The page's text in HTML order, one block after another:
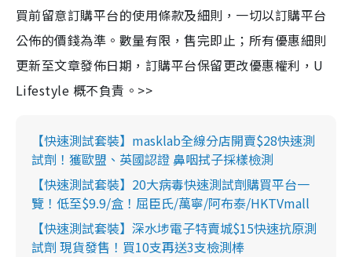
買前留意訂購平台的使用條款及細則，一切以訂購平台
公佈的價錢為準。數量有限，售完即止；所有優惠細則
更新至文章發佈日期，訂購平台保留更改優惠權利，U
Lifestyle 概不負責。>>
【快速測試套裝】masklab全線分店開賣$28快速測
試劑！獲歐盟、英國認證 鼻咽拭子採樣檢測
【快速測試套裝】20大病毒快速測試劑購買平台一
覽！低至$9.9/盒！屈臣氏/萬寧/阿布泰/HKTVmall
【快速測試套裝】深水埗電子特賣城$15快速抗原測
試劑 現貨發售！買10支再送3支檢測棒